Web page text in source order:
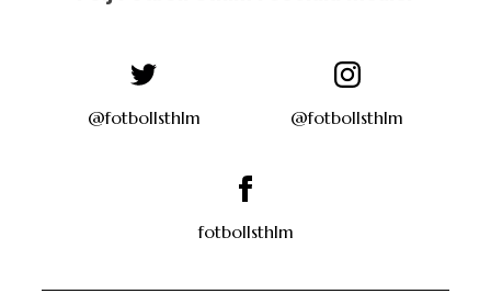
@fotbollsthlm @fotbollsthlm
fotbollsthlm